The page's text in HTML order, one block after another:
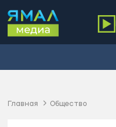
Главная Общество